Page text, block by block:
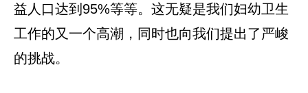
益人口达到95%等等。这无疑是我们妇幼卫生
工作的又一个高潮，同时也向我们提出了严峻
的挑战。